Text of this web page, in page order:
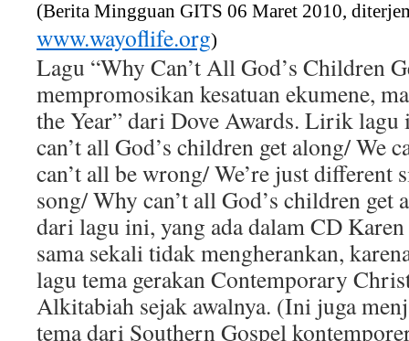
(Berita Mingguan GITS 06 Maret 2010,
www.wayoflife.org)
Lagu “Why Can’t All God’s Children
mempromosikan kesatuan ekumene,
the Year” dari Dove Awards. Lirik lagu
can’t all God’s children get along/ We
can’t all be wrong/ We’re just different
song/ Why can’t all God’s children get
dari lagu ini, yang ada dalam CD
sama sekali tidak mengherankan,
lagu tema gerakan Contemporary
Alkitabiah sejak awalnya. (Ini juga
tema dari Southern Gospel